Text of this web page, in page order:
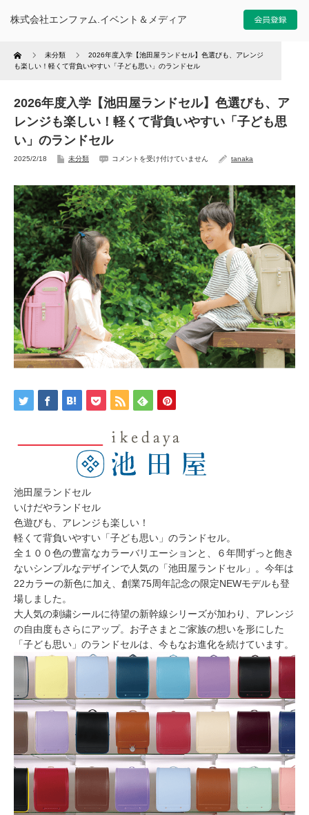
株式会社エンファム.イベント＆メディア
Home 未分類
2026年度入学【池田屋ランドセル】色選びも、アレンジ
も楽しい！軽くて背負いやすい「子ども思い」のランドセル
2026年度入学【池田屋ランドセル】色選びも、ア
レンジも楽しい！軽くて背負いやすい「子ども思
い」のランドセル
2025/2/18 未分類
2
年
度
入
学
【
池
田
屋
ラ
ン
ド
セ
ル
】
色
選
び
も
、
ア
レ
ン
ジ
も
楽
し
い
て
背
負
い
「
ど
も
思
い
セ
ル
コメントを受け付けていません tanaka
池田屋ランドセル
いけだやランドセル
色遊びも、アレンジも楽しい！
軽くて背負いやすい「子ども思い」のランドセル。
全１００色の豊富なカラーバリエーションと、６年間ずっと飽き
ないシンプルなデザインで人気の「池田屋ランドセル」。今年は
22カラーの新色に加え、創業75周年記念の限定NEWモデルも登
場しました。
大人気の刺繍シールに待望の新幹線シリーズが加わり、アレンジ
の自由度もさらにアップ。お子さまとご家族の想いを形にした
「子ども思い」のランドセルは、今もなお進化を続けています。